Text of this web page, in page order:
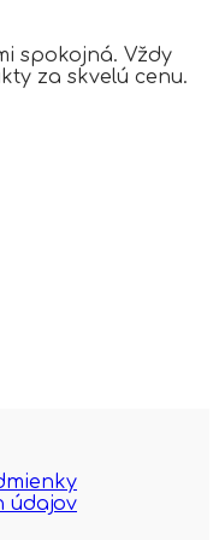
spokojná. Vždy
za skvelú cenu.
údajov